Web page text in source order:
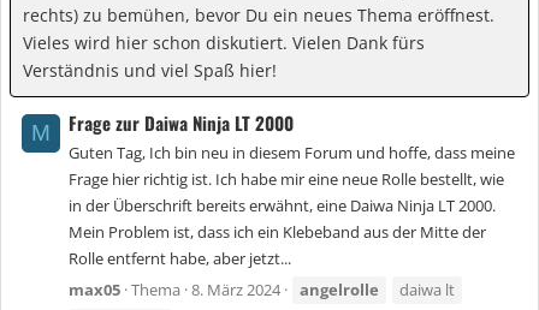
rechts) zu bemühen, bevor Du ein neues Thema eröffnest.
Vieles wird hier schon diskutiert. Vielen Dank fürs
Verständnis und viel Spaß hier!
M Frage zur Daiwa Ninja LT 2000
Guten Tag, Ich bin neu in diesem Forum und hoffe, dass meine
Frage hier richtig ist. Ich habe mir eine neue Rolle bestellt, wie
in der Überschrift bereits erwähnt, eine Daiwa Ninja LT 2000.
Mein Problem ist, dass ich ein Klebeband aus der Mitte der
Rolle entfernt habe, aber jetzt...
max05 Thema 8. März 2024 angelrolle
daiwa lt